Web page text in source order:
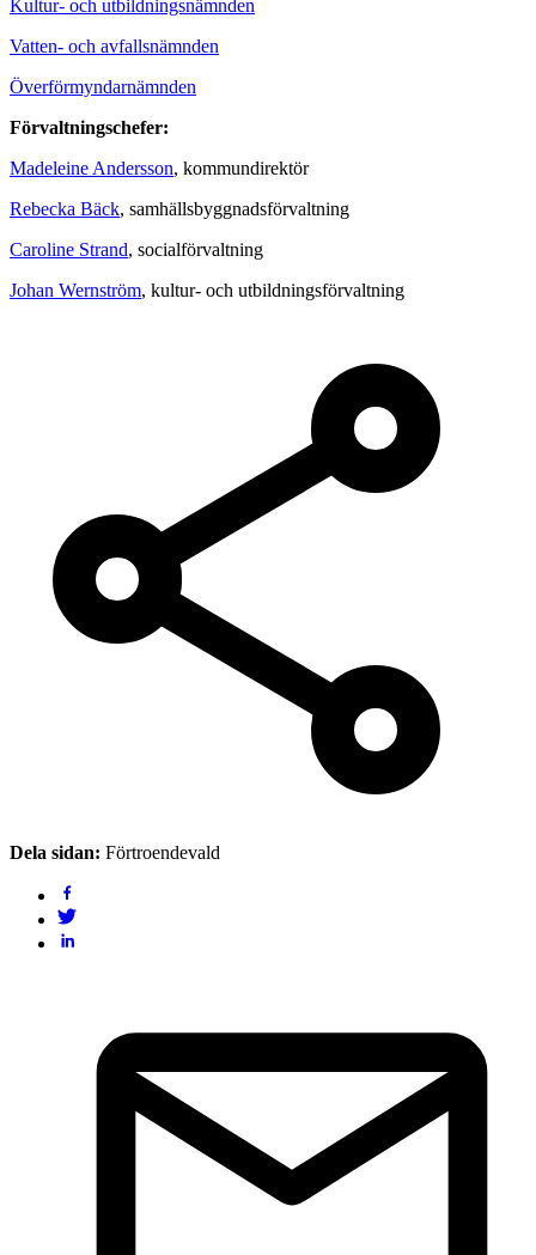
Kultur- och utbildningsnämnden
Vatten- och avfallsnämnden
Överförmyndarnämnden
Förvaltningschefer:
Madeleine Andersson, kommundirektör
Rebecka Bäck, samhällsbyggnadsförvaltning
Caroline Strand, socialförvaltning
Johan Wernström, kultur- och utbildningsförvaltning
Dela sidan: Förtroendevald